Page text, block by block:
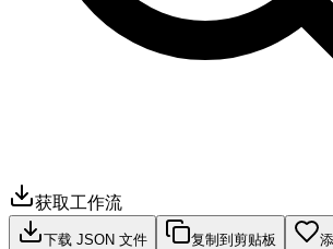
获取工作流
下载 JSON 文件 复制到剪贴板